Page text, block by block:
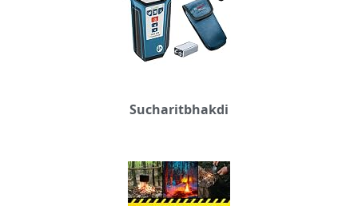
Sucharitbhakdi